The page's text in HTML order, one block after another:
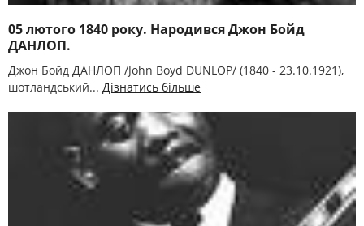
05 лютого 1840 року. Народився Джон Бойд
ДАНЛОП.
Джон Бойд ДАНЛОП /John Boyd DUNLOP/ (1840 - 23.10.1921),
шотландський... Дізнатись більше